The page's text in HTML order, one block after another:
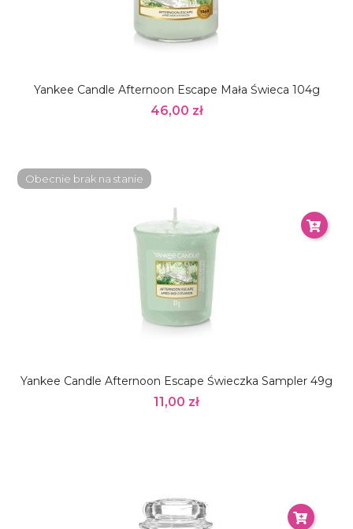
Yankee Candle Afternoon Escape Mała Świeca 104g
46,00 zł
Yankee Candle Afternoon Escape Świeczka Sampler 49g
11,00 zł
Obecnie brak na stanie